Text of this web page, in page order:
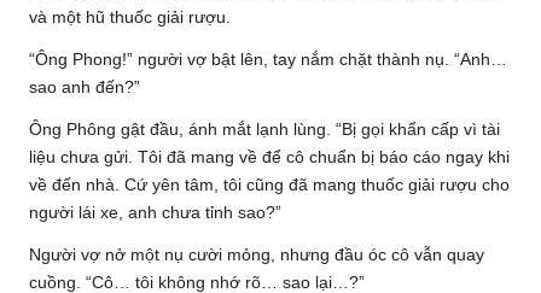
và một hũ thuốc giải rượu.
“Ông Phong!” người vợ bật lên, tay nắm chặt thành nụ. “Anh…
sao anh đến?”
Ông Phông gật đầu, ánh mắt lạnh lùng. “Bị gọi khẩn cấp vì tài
liệu chưa gửi. Tôi đã mang về để cô chuẩn bị báo cáo ngay khi
về đến nhà. Cứ yên tâm, tôi cũng đã mang thuốc giải rượu cho
người lái xe, anh chưa tỉnh sao?”
Người vợ nở một nụ cười mỏng, nhưng đầu óc cô vẫn quay
cuồng. “Cô… tôi không nhớ rõ… sao lại…?”